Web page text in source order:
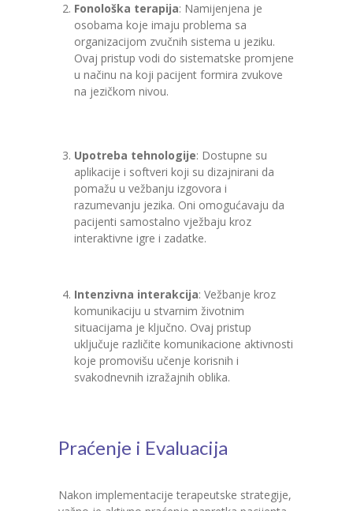
Fonološka terapija: Namijenjena je
osobama koje imaju problema sa
organizacijom zvučnih sistema u jeziku.
Ovaj pristup vodi do sistematske promjene
u načinu na koji pacijent formira zvukove
na jezičkom nivou.
Upotreba tehnologije: Dostupne su
aplikacije i softveri koji su dizajnirani da
pomažu u vežbanju izgovora i
razumevanju jezika. Oni omogućavaju da
pacijenti samostalno vježbaju kroz
interaktivne igre i zadatke.
Intenzivna interakcija: Vežbanje kroz
komunikaciju u stvarnim životnim
situacijama je ključno. Ovaj pristup
uključuje različite komunikacione aktivnosti
koje promovišu učenje korisnih i
svakodnevnih izražajnih oblika.
Praćenje i Evaluacija
Nakon implementacije terapeutske strategije,